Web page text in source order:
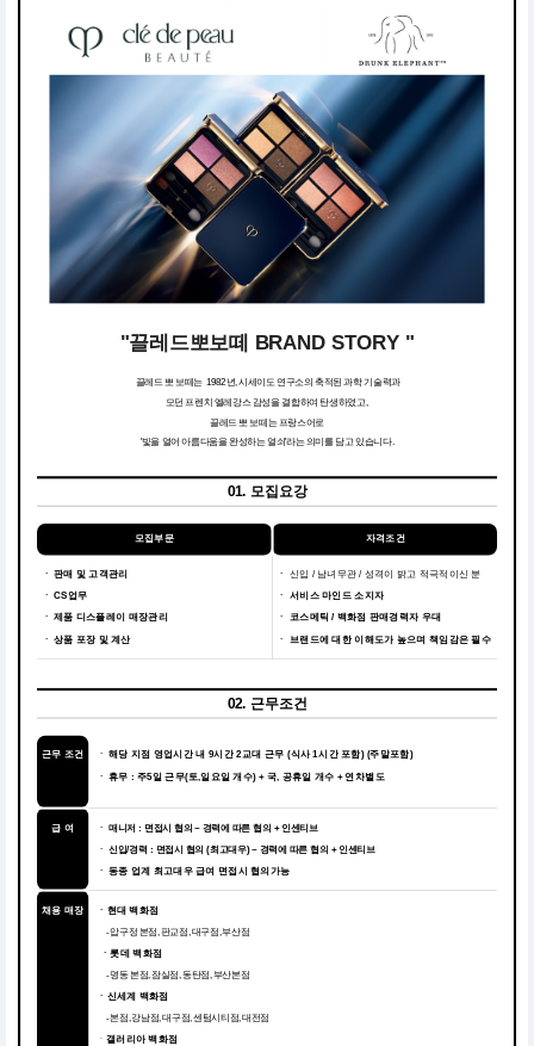
"끌레드뽀보떼 BRAND STORY "
끌레드 뽀 보떼는 1982년, 시세이도 연구소의 축적된 과학 기술력과
모던 프렌치 엘레강스 감성을 결합하여 탄생하였고,
끌레드 뽀 보떼는 프랑스어로
'빛을 열어 아름다움을 완성하는 열쇠'라는 의미를 담고 있습니다.
01. 모집요강
모집부문 자격조건
ㆍ 판매 및 고객관리
ㆍ CS업무
ㆍ 제품 디스플레이 매장관리
ㆍ 상품 포장 및 계산
ㆍ 신입 / 남녀무관 / 성격이 밝고 적극적이신 분
ㆍ 서비스 마인드 소지자
ㆍ 코스메틱 / 백화점 판매경력자 우대
ㆍ 브랜드에 대한 이해도가 높으며 책임감은 필수
02. 근무조건
근무 조건 ㆍ 해당 지점 영업시간 내 9시간 2교대 근무 (식사 1시간 포함) (주말포함)
ㆍ 휴무 : 주5일 근무(토,일요일 개수) + 국, 공휴일 개수 + 연차별도
급 여 ㆍ 매니저 : 면접시 협의 ~ 경력에 따른 협의 + 인센티브
ㆍ 신입/경력 : 면접시 협의 (최고대우) ~ 경력에 따른 협의 + 인센티브
ㆍ 동종 업계 최고대우 급여 면접시 협의가능
채용 매장 ㆍ현대 백화점
- 압구정 본점, 판교점, 대구점, 부산점
ㆍ롯데 백화점
- 명동 본점, 잠실점, 동탄점, 부산본점
ㆍ신세계 백화점
- 본점, 강남점, 대구점, 센텀시티점, 대전점
ㆍ 갤러리아 백화점